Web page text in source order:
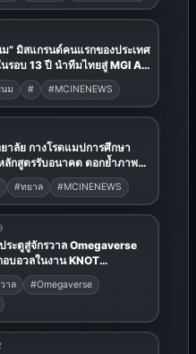
” มิสแกรนด์คนแรกของประเทศ
ำทีมไทยสู่ MGI All
พลัง สะกดสายตาทั่วโลก
ม # #MCINENEWS
ลัย กางโรดแมปการศึกษา
กสูตรรับอนาคต ตอกย้ำภาพ
2” ที่ผู้ปกครองอุ่นใจ
#ทยาล #MCINENEWS
ระตูสู่จักรวาล Omegaverse
บอวลในงาน KNOT
1
าล
#Omegaverse